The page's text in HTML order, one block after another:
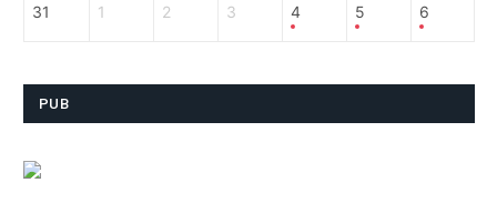
31 1 2 3 4 5 6
PUB